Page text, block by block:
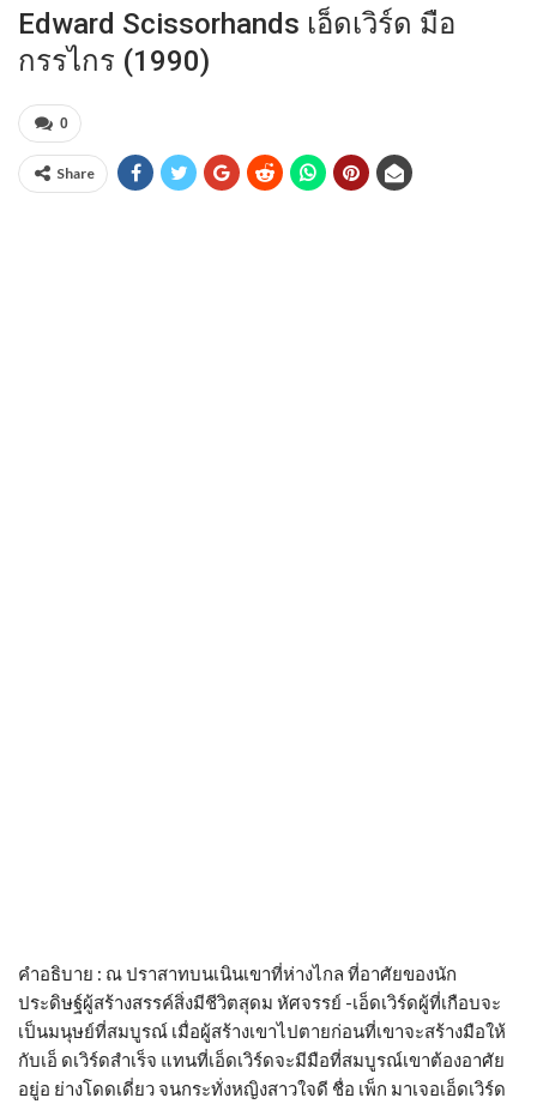
Edward Scissorhands เอ็ดเวิร์ด มือ
กรรไกร (1990)
0
Share
คำอธิบาย : ณ ปราสาทบนเนินเขาที่ห่างไกล ที่อาศัยของนัก
ประดิษฐ์ผู้สร้างสรรค์สิ่งมีชีวิตสุดม หัศจรรย์ -เอ็ดเวิร์ดผู้ที่เกือบจะ
เป็นมนุษย์ที่สมบูรณ์ เมื่อผู้สร้างเขาไปตายก่อนที่เขาจะสร้างมือให้
กับเอ็ ดเวิร์ดสำเร็จ แทนที่เอ็ดเวิร์ดจะมีมือที่สมบูรณ์เขาต้องอาศัย
อยู่อ ย่างโดดเดี่ยว จนกระทั่งหญิงสาวใจดี ชื่อ เพ็ก มาเจอเอ็ดเวิร์ด